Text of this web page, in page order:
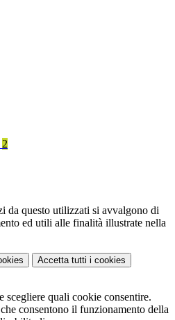
2
da questo utilizzati si avvalgono di
ed utili alle finalità illustrate nella
Accetta tutti i cookies
scegliere quali cookie consentire.
consentono il funzionamento della